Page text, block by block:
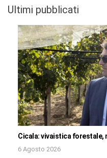
Ultimi pubblicati
Cicala: vivaistica forestale,
6 Agosto 2026